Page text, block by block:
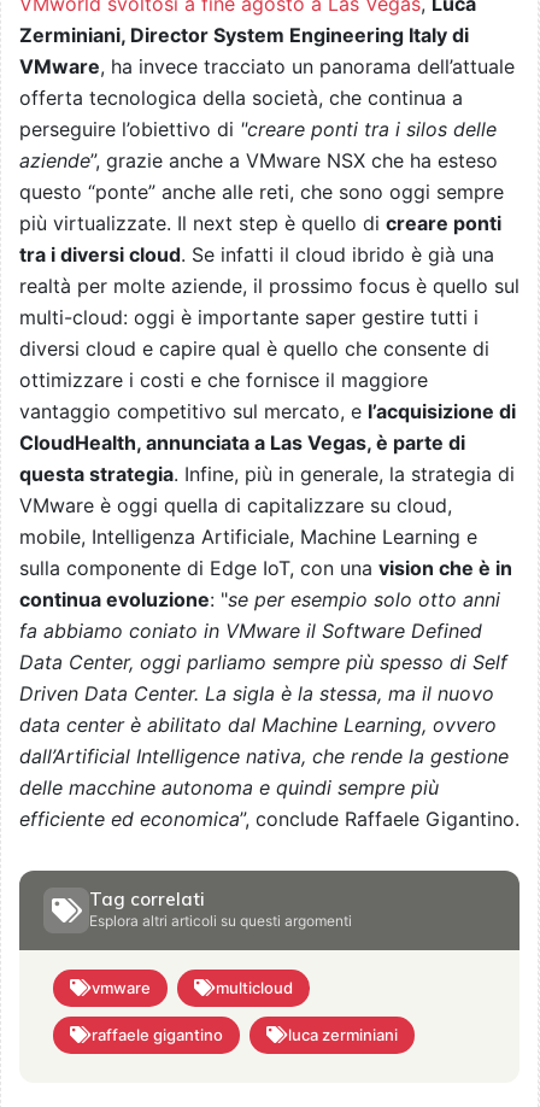
Zerminiani, Director System Engineering Italy di
VMware, ha invece tracciato un panorama dell’attuale
offerta tecnologica della società, che continua a
perseguire l’obiettivo di "creare ponti tra i silos delle
aziende”, grazie anche a VMware NSX che ha esteso
questo “ponte” anche alle reti, che sono oggi sempre
più virtualizzate. Il next step è quello di creare ponti
tra i diversi cloud. Se infatti il cloud ibrido è già una
realtà per molte aziende, il prossimo focus è quello sul
multi-cloud: oggi è importante saper gestire tutti i
diversi cloud e capire qual è quello che consente di
ottimizzare i costi e che fornisce il maggiore
vantaggio competitivo sul mercato, e l’acquisizione di
CloudHealth, annunciata a Las Vegas, è parte di
questa strategia. Infine, più in generale, la strategia di
VMware è oggi quella di capitalizzare su cloud,
mobile, Intelligenza Artificiale, Machine Learning e
sulla componente di Edge IoT, con una vision che è in
continua evoluzione: "se per esempio solo otto anni
fa abbiamo coniato in VMware il Software Defined
Data Center, oggi parliamo sempre più spesso di Self
Driven Data Center. La sigla è la stessa, ma il nuovo
data center è abilitato dal Machine Learning, ovvero
dall’Artificial Intelligence nativa, che rende la gestione
delle macchine autonoma e quindi sempre più
efficiente ed economica”, conclude Raffaele Gigantino.
Tag correlati
Esplora altri articoli su questi argomenti
vmware multicloud
raffaele gigantino luca zerminiani